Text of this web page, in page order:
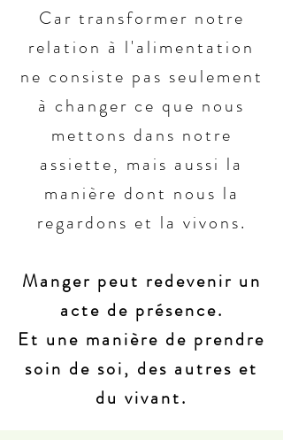
Car transformer notre
relation à l'alimentation
ne consiste pas seulement
à changer ce que nous
mettons dans notre
assiette, mais aussi la
manière dont nous la
regardons et la vivons.
Manger peut redevenir un
acte de présence.
Et une manière de prendre
soin de soi, des autres et
du vivant.